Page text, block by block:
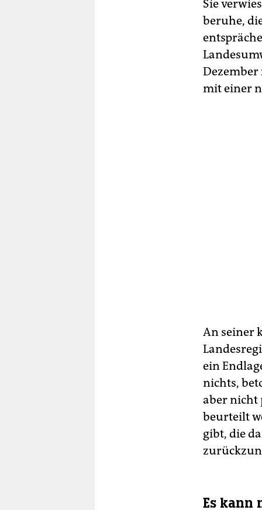
Sie
beruhe,
Dezember
mit einer
An seiner
ein
nichts,
aber nicht
beurteilt
gibt, die
Es kann